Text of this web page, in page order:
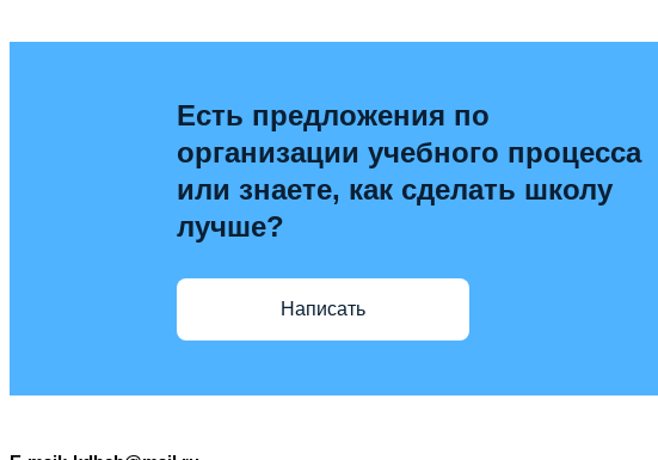
Есть предложения по
организации учебного процесса
или знаете, как сделать школу
лучше?
Написать